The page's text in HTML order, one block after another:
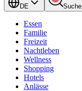
DE Suche
Essen
Familie
Freizeit
Nachtleben
Wellness
Shopping
Hotels
Anlässe